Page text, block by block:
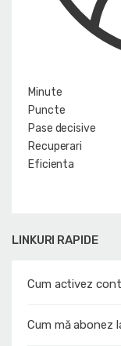
Minute
Puncte
Pase decisive
Recuperari
Eficienta
LINKURI RAPIDE
Cum activez
Cum mă abonez